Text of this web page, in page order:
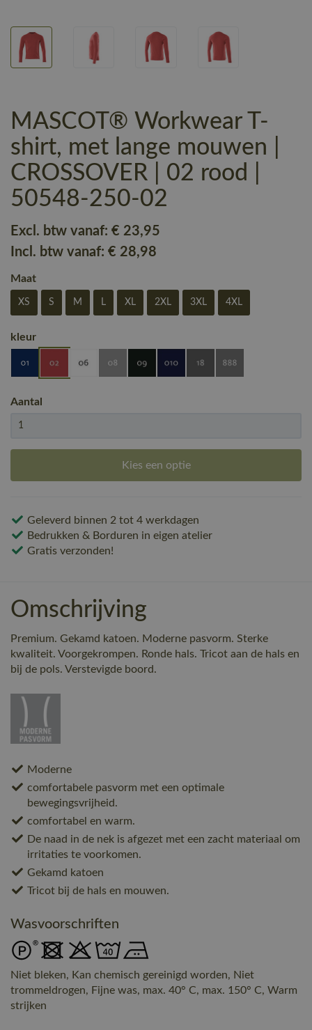
MASCOT® Workwear T-
shirt, met lange mouwen |
CROSSOVER | 02 rood |
50548-250-02
Excl. btw vanaf: € 23,95
Incl. btw vanaf: € 28,98
Maat
XS S M L XL 2XL 3XL 4XL
kleur
Aantal
Kies een optie
Geleverd binnen 2 tot 4 werkdagen
Bedrukken & Borduren in eigen atelier
Gratis verzonden!
Omschrijving
Premium. Gekamd katoen. Moderne pasvorm. Sterke
kwaliteit. Voorgekrompen. Ronde hals. Tricot aan de hals en
bij de pols. Verstevigde boord.
Moderne
comfortabele pasvorm met een optimale
bewegingsvrijheid.
comfortabel en warm.
De naad in de nek is afgezet met een zacht materiaal om
irritaties te voorkomen.
Gekamd katoen
Tricot bij de hals en mouwen.
Wasvoorschriften
Niet bleken, Kan chemisch gereinigd worden, Niet
trommeldrogen, Fijne was, max. 40° C, max. 150° C, Warm
strijken